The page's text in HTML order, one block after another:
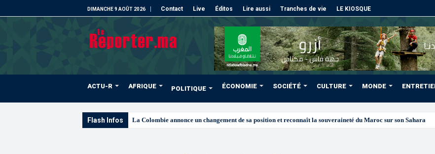
DIMANCHE 9 AOÛT 2026 Contact Live Éditos Lire aussi Tranches de vie LE KIOSQUE
ACTU-R AFRIQUE POLITIQUE ÉCONOMIE SOCIÉTÉ CULTURE MONDE
Flash Infos Signature à Santiago d’un